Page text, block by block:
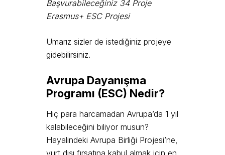
Başvurabileceğiniz 34 Proje
Erasmus+ ESC Projesi
Umarız sizler de istediğiniz projeye
gidebilirsiniz.
Avrupa Dayanışma
Programı (ESC) Nedir?
Hiç para harcamadan Avrupa’da 1 yıl
kalabileceğini biliyor musun?
Hayalindeki Avrupa Birliği Projesi’ne,
yurt dışı fırsatına kabul almak için en